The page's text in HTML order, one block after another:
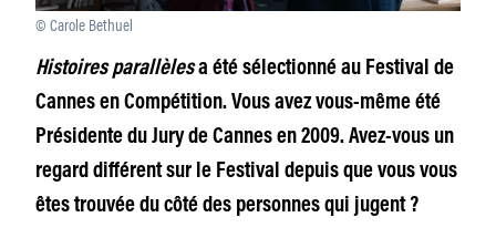
© Carole Bethuel
Histoires parallèlesa été sélectionné au Festival de
Cannes en Compétition. Vous avez vous-même été
Présidente du Jury de Cannes en 2009. Avez-vous un
regard différent sur le Festival depuis que vous vous
êtes trouvée du côté des personnes qui jugent ?